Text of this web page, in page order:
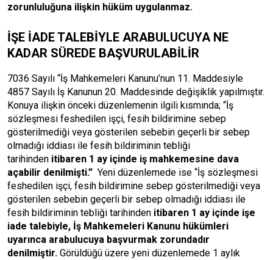
zorunluluğuna ilişkin hüküm uygulanmaz.
İŞE İADE TALEBİYLE ARABULUCUYA NE
KADAR SÜREDE BAŞVURULABİLİR
7036 Sayılı “İş Mahkemeleri Kanunu’nun 11. Maddesiyle
4857 Sayılı İş Kanunun 20. Maddesinde değişiklik yapılmıştır.
Konuya ilişkin önceki düzenlemenin ilgili kısmında; “İş
sözleşmesi feshedilen işçi, fesih bildirimine sebep
gösterilmediği veya gösterilen sebebin geçerli bir sebep
olmadığı iddiası ile fesih bildiriminin tebliği
tarihinden itibaren 1 ay içinde iş mahkemesine dava
açabilir denilmişti.” Yeni düzenlemede ise “İş sözleşmesi
feshedilen işçi, fesih bildirimine sebep gösterilmediği veya
gösterilen sebebin geçerli bir sebep olmadığı iddiası ile
fesih bildiriminin tebliği tarihinden itibaren 1 ay içinde işe
iade talebiyle, İş Mahkemeleri Kanunu hükümleri
uyarınca arabulucuya başvurmak zorundadır
denilmiştir. Görüldüğü üzere yeni düzenlemede 1 aylık